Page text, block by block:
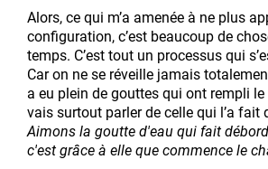
Alors, ce qui m’a amenée à ne plus
configuration, c’est beaucoup de
temps. C’est tout un processus qui
Car on ne se réveille jamais
a eu plein de gouttes qui ont rempli
vais surtout parler de celle qui l’a fait
Aimons la goutte d'eau qui fait
c'est grâce à elle que commence le